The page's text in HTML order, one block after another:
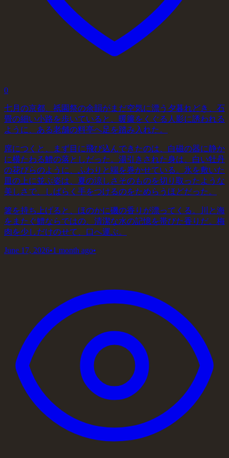
0
七月の京都、祇園祭の余韻がまだ空気に漂う夕暮れどき、石
畳の細い小路を歩いていると、暖簾をくぐる人影に誘われる
ように、ある老舗の料亭へ足を踏み入れた。
席につくと、まず目に飛び込んできたのは、白磁の器に静か
に横たわる鱧の落としだった。湯引きされた身は、白い牡丹
の花びらのように、ふわりと端を巻かせている。氷を敷いた
皿の上に並ぶ姿は、夏の涼しさそのものを切り取ったような
美しさで、しばらく手をつけるのをためらうほどだった。
箸を持ち上げると、ほのかに磯の香りが漂ってくる。川と海
をまたぐ鱧ならではの、清潔な水の記憶を帯びた香りだ。梅
肉を少しだけのせて、口へ運ぶ。
June 17, 2026•1 month ago•